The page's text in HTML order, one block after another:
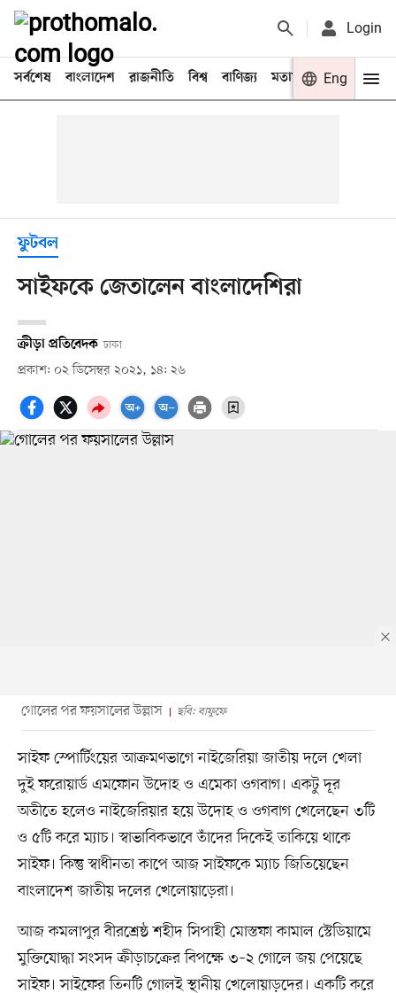
Login
সর্বশেষ বাংলাদেশ রাজনীতি বিশ্ব বাণিজ্য মতামত খেলা
Eng
ফুটবল
সাইফকে জেতালেন বাংলাদেশিরা
ক্রীড়া প্রতিবেদক ঢাকা
প্রকাশ: ০২ ডিসেম্বর ২০২১, ১৪: ২৬
গোলের পর ফয়সালের উল্লাস ছবি: বাফুফে
সাইফ স্পোর্টিংয়ের আক্রমণভাগে নাইজেরিয়া জাতীয় দলে খেলা
দুই ফরোয়ার্ড এমফোন উদোহ ও এমেকা ওগবাগ। একটু দূর
অতীতে হলেও নাইজেরিয়ার হয়ে উদোহ ও ওগবাগ খেলেছেন ৩টি
ও ৫টি করে ম্যাচ। স্বাভাবিকভাবে তাঁদের দিকেই তাকিয়ে থাকে
সাইফ। কিন্তু স্বাধীনতা কাপে আজ সাইফকে ম্যাচ জিতিয়েছেন
বাংলাদেশ জাতীয় দলের খেলোয়াড়েরা।
আজ কমলাপুর বীরশ্রেষ্ঠ শহীদ সিপাহী মোস্তফা কামাল স্টেডিয়ামে
মুক্তিযোদ্ধা সংসদ ক্রীড়াচক্রের বিপক্ষে ৩–২ গোলে জয় পেয়েছে
সাইফ। সাইফের তিনটি গোলই স্থানীয় খেলোয়াড়দের। একটি করে